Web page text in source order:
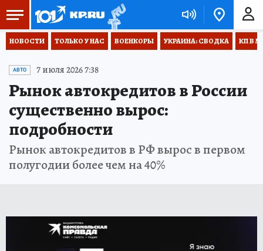
НОВОСТИ ТОЛЬКО У НАС ВОЕНКОРЫ УКРАИНА: СВОДКА КП В
АВТО 7 июля 2026 7:38
Рынок автокредитов в России
существенно вырос:
подробности
Рынок автокредитов в РФ вырос в первом
полугодии более чем на 40%